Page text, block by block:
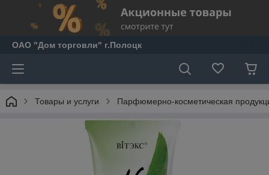
ОАО "Дом торговли" г.Полоцк
Товары и услуги Парфюмерно-косметическая